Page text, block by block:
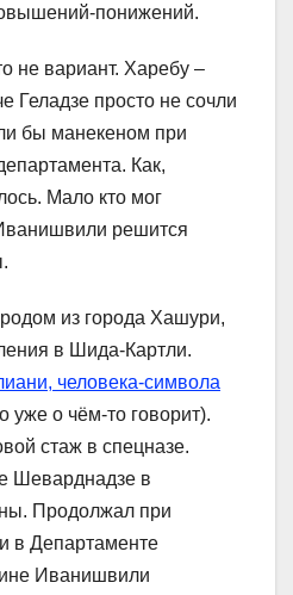
понижений.
не вариант. Харебу –
Геладзе просто не сочли
бы манекеном при
Как,
Мало кто мог
решится
из города Хашури,
в Шида-Картли.
человека-символа
уже о чём-то говорит).
стаж в спецназе.
Шеварднадзе в
Продолжал при
в Департаменте
Иванишвили